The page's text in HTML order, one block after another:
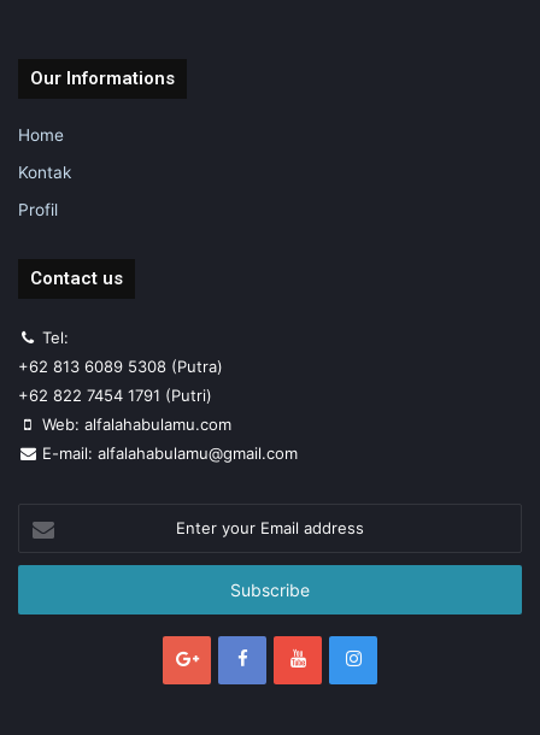
Our Informations
Home
Kontak
Profil
Contact us
Tel:
+62 813 6089 5308 (Putra)
+62 822 7454 1791 (Putri)
Web: alfalahabulamu.com
E-mail: alfalahabulamu@gmail.com
your
Email